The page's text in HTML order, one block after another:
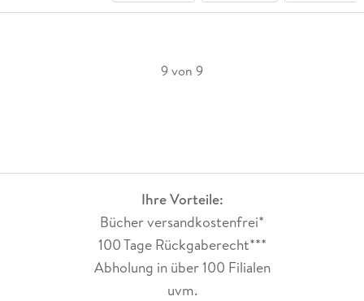
9 von 9
Ihre Vorteile:
Bücher versandkostenfrei*
100 Tage Rückgaberecht***
Abholung in über 100 Filialen
uvm.